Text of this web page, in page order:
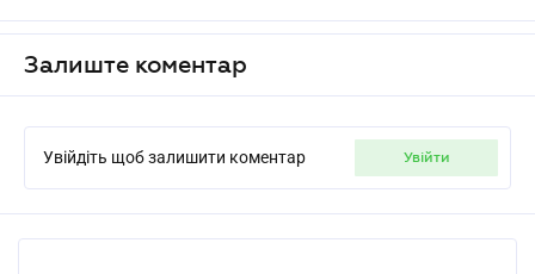
Залиште коментар
Увійдіть щоб залишити коментар увійти